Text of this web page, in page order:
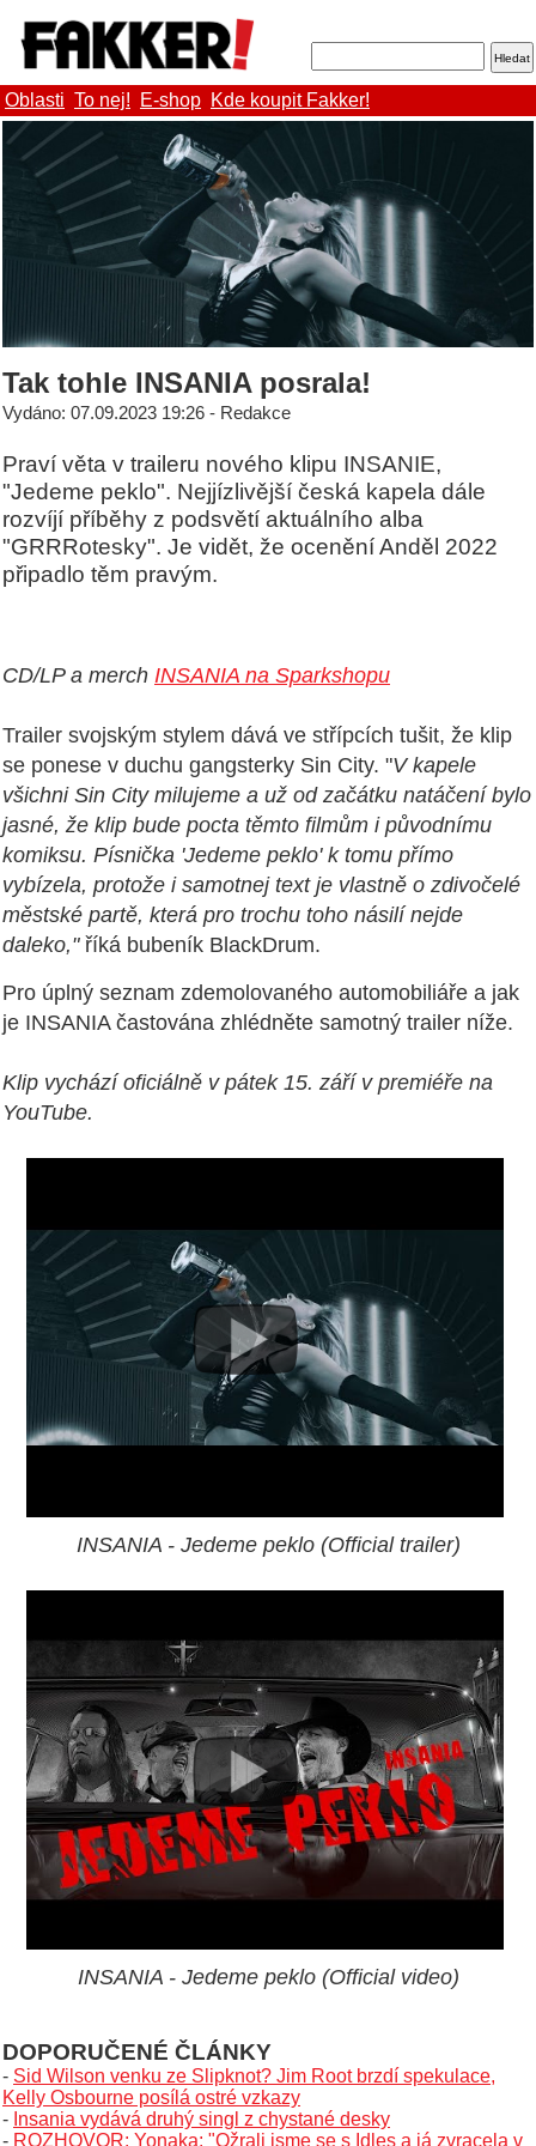
Oblasti To nej! E-shop Kde koupit Fakker!
Tak tohle INSANIA posrala!
Vydáno: 07.09.2023 19:26 - Redakce
Praví věta v traileru nového klipu INSANIE,
"Jedeme peklo". Nejjízlivější česká kapela dále
rozvíjí příběhy z podsvětí aktuálního alba
"GRRRotesky". Je vidět, že ocenění Anděl 2022
připadlo těm pravým.
CD/LP a merch INSANIA na Sparkshopu
Trailer svojským stylem dává ve střípcích tušit, že klip
se ponese v duchu gangsterky Sin City. "V kapele
všichni Sin City milujeme a už od začátku natáčení bylo
jasné, že klip bude pocta těmto filmům i původnímu
komiksu. Písnička 'Jedeme peklo' k tomu přímo
vybízela, protože i samotnej text je vlastně o zdivočelé
městské partě, která pro trochu toho násilí nejde
daleko,"říká bubeník BlackDrum.
Pro úplný seznam zdemolovaného automobiliáře a jak
je INSANIA častována zhlédněte samotný trailer níže.
Klip vychází oficiálně v pátek 15. září v premiéře na
YouTube.
INSANIA - Jedeme peklo (Official trailer)
INSANIA - Jedeme peklo (Official video)
DOPORUČENÉ ČLÁNKY
- Sid Wilson venku ze Slipknot? Jim Root brzdí spekulace,
Kelly Osbourne posílá ostré vzkazy
- Insania vydává druhý singl z chystané desky
- ROZHOVOR: Yonaka: "Ožrali jsme se s Idles a já zvracela v